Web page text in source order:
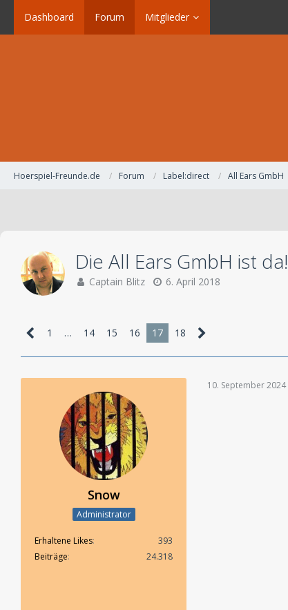
Dashboard Forum Mitglieder
Hoerspiel-Freunde.de Forum Label:direct All Ears GmbH
Die All Ears GmbH ist da!
Captain Blitz 6. April 2018
1 … 14 15 16 17 18
Snow
Administrator
Erhaltene Likes
393
Beiträge
24.318
10. September 2024